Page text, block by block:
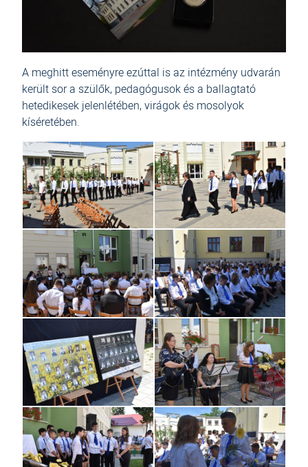
A meghitt eseményre ezúttal is az intézmény udvarán
került sor a szülők, pedagógusok és a ballagtató
hetedikesek jelenlétében, virágok és mosolyok
kíséretében.